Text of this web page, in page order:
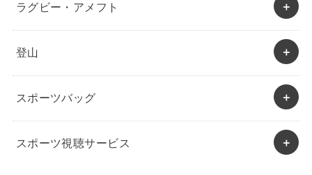
ラグビー・アメフト
登山
スポーツバッグ
スポーツ視聴サービス